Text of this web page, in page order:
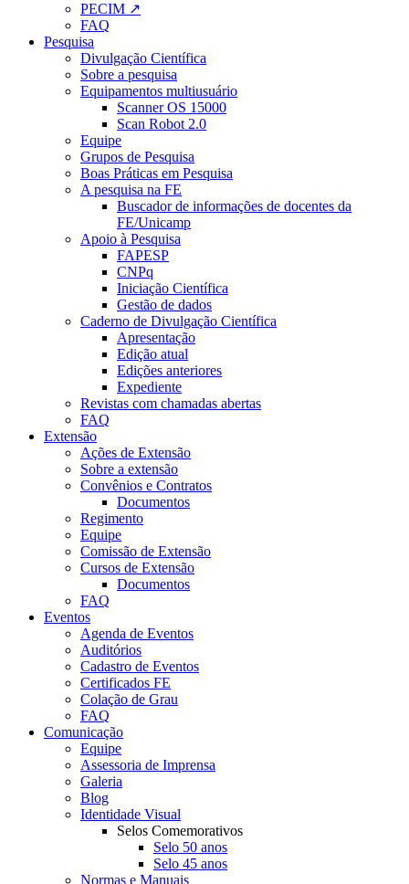
PECIM ↗
FAQ
Pesquisa
Divulgação Científica
Sobre a pesquisa
Equipamentos multiusuário
Scanner OS 15000
Scan Robot 2.0
Equipe
Grupos de Pesquisa
Boas Práticas em Pesquisa
A pesquisa na FE
Buscador de informações de docentes da
FE/Unicamp
Apoio à Pesquisa
FAPESP
CNPq
Iniciação Científica
Gestão de dados
Caderno de Divulgação Científica
Apresentação
Edição atual
Edições anteriores
Expediente
Revistas com chamadas abertas
FAQ
Extensão
Ações de Extensão
Sobre a extensão
Convênios e Contratos
Documentos
Regimento
Equipe
Comissão de Extensão
Cursos de Extensão
Documentos
FAQ
Eventos
Agenda de Eventos
Auditórios
Cadastro de Eventos
Certificados FE
Colação de Grau
FAQ
Comunicação
Equipe
Assessoria de Imprensa
Galeria
Blog
Identidade Visual
Selos Comemorativos
Selo 50 anos
Selo 45 anos
Normas e Manuais